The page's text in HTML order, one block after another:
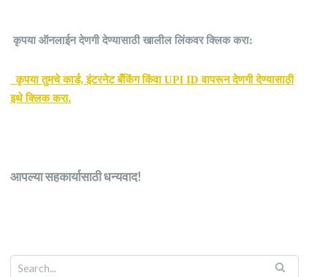
कृपया ऑनलाईन देणगी देण्यासाठी खालील लिंकवर क्लिक करा:
कृपया तुमचे कार्ड, इंटरनेट बँकिंग किंवा UPI ID वापरून देणगी देण्यासाठी
इथे क्लिक करा.
आपल्या सहकार्यासाठी धन्यवाद!